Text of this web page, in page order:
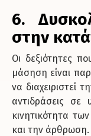
6.
στην
Οι δεξιότητες
μάσηση είναι
να διαχειριστεί
αντιδράσεις σε
κινητικότητα
και την άρθρωση.